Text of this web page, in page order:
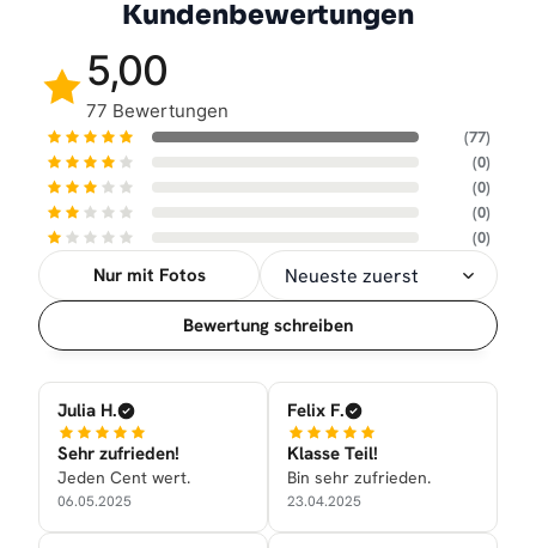
Kundenbewertungen
5,00
77 Bewertungen
(77)
(0)
(0)
(0)
(0)
Nur mit Fotos
Sortierung
Bewertung schreiben
Julia H.
Sehr zufrieden!
Jeden Cent wert.
06.05.2025
Felix F.
Klasse Teil!
Bin sehr zufrieden.
23.04.2025